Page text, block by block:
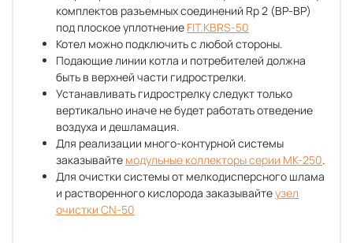
комплектов разъемных соединений Rp 2 (ВР-ВР)
под плоское уплотнение FIT.KBRS-50
Котел можно подключить с любой стороны.
Подающие линии котла и потребителей должна
быть в верхней части гидрострелки.
Устанавливать гидрострелку следукт только
вертикально иначе не будет работать отведение
воздуха и дешламация.
Для реализации много-контурной системы
заказывайте модульные коллекторы серии MK-250.
Для очистки системы от мелкодисперсного шлама
и растворенного кислорода заказывайтеузел
очистки CN-50